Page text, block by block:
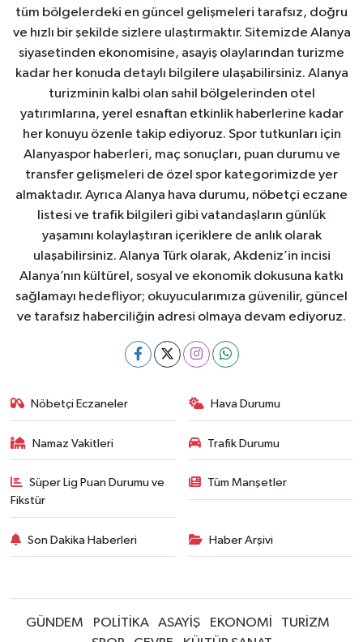
tüm bölgelerdeki en güncel gelişmeleri tarafsız, doğru
ve hızlı bir şekilde sizlere ulaştırmaktır. Sitemizde Alanya
siyasetinden ekonomisine, asayiş olaylarından turizme
kadar her konuda detaylı bilgilere ulaşabilirsiniz. Alanya
turizminin kalbi olan sahil bölgelerinden otel
yatırımlarına, yerel esnaftan etkinlik haberlerine kadar
her konuyu özenle takip ediyoruz. Spor tutkunları için
Alanyaspor haberleri, maç sonuçları, puan durumu ve
transfer gelişmeleri de özel spor kategorimizde yer
almaktadır. Ayrıca Alanya hava durumu, nöbetçi eczane
listesi ve trafik bilgileri gibi vatandaşların günlük
yaşamını kolaylaştıran içeriklere de anlık olarak
ulaşabilirsiniz. Alanya Türk olarak, Akdeniz’in incisi
Alanya’nın kültürel, sosyal ve ekonomik dokusuna katkı
sağlamayı hedefliyor; okuyucularımıza güvenilir, güncel
ve tarafsız haberciliğin adresi olmaya devam ediyoruz.
Nöbetçi Eczaneler Hava Durumu
Namaz Vakitleri Trafik Durumu
Süper Lig Puan Durumu ve
Fikstür
Tüm Manşetler
Son Dakika Haberleri Haber Arşivi
GÜNDEM POLİTİKA ASAYİŞ EKONOMİ
TURİZM